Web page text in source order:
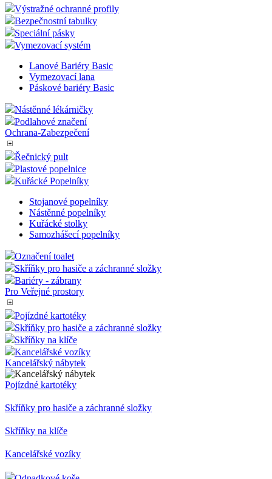
Tašky-kufry-pouzdra
Plastové regály
Dřevěné prodejní regály
Posuvná stupátka
Transport-Skladování
Výstražné ochranné profily
Speciální pásky
Vymezovací systém
Vymezovací lana
Páskové bariéry Basic
Podlahové značení
Ochrana-Zabezpečení
Řečnický pult
Plastové popelnice
Kuřácké Popelníky
Stojanové popelníky
Nástěnné popelníky
Samozhášecí popelníky
Označení toalet
Skříňky pro hasiče a záchranné složky
Bariéry - zábrany
Pro Veřejné prostory
Skříňky pro hasiče a záchranné složky
Kancelářské vozíky